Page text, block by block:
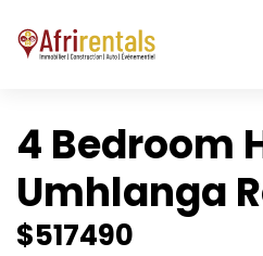
4 Bedroom
Umhlanga
$517490